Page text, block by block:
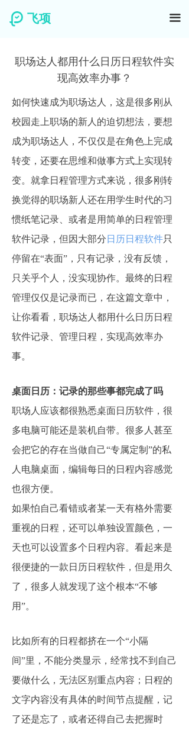
飞项 끀
职场达人都用什么日历日程软件实
现高效率办事？
如何快速成为职场达人，这是很多刚从
校园走上职场的新人的迫切想法，要想
成为职场达人，不仅仅是在角色上完成
转变，还要在思维和做事方式上实现转
变。就拿日程管理方式来说，很多刚转
换觉得的职场新人还在用学生时代的习
惯纸笔记录、或者是用简单的日程管理
软件记录，但因大部分 日历日程软件只
停留在“表面”，只有记录，没有反馈，
只关乎个人，没实现协作。最终的日程
管理仅仅是记录而已，在这篇文章中，
让你看看，职场达人都用什么日历日程
软件记录、管理日程，实现高效率办
事。
桌面日历：记录的那些事都完成了吗
职场人应该都很熟悉桌面日历软件，很
多电脑可能还是装机自带。很多人甚至
会把它的存在当做自己“专属定制”的私
人电脑桌面，编辑每日的日程内容感觉
也很方便。
如果怕自己看错或者某一天有格外需要
重视的日程，还可以单独设置颜色，一
天也可以设置多个日程内容。看起来是
很便捷的一款日历日程软件，但是用久
了，很多人就发现了这个根本“不够
用”。
比如所有的日程都挤在一个“小隔
间”里，不能分类显示，经常找不到自己
要做什么，无法区别重点内容；日程的
文字内容没有具体的时间节点提醒，记
了还是忘了，或者还得自己去把握时